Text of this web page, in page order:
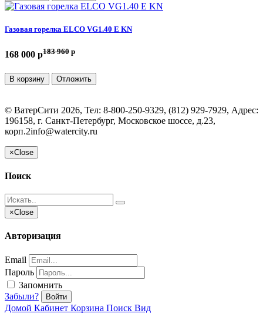
Газовая горелка ELCO VG1.40 E KN
168 000 p183 960 p
В корзину Отложить
© ВатерСити 2026, Тел: 8-800-250-9329, (812) 929-7929, Адрес:
196158, г. Санкт-Петербург, Московское шоссе, д.23,
корп.2info@watercity.ru
×Close
Поиск
×Close
Авторизация
Email
Пароль
Запомнить
Забыли?
Войти
Домой Кабинет Корзина Поиск Вид